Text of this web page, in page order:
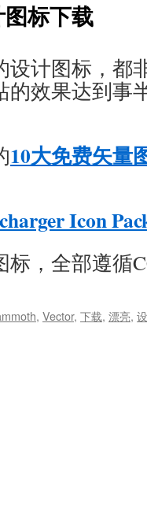
标下载
设计图标，都
的效果达到事
10大免费矢量
Icon
标，全部遵
, Vector, 下载, 漂亮,